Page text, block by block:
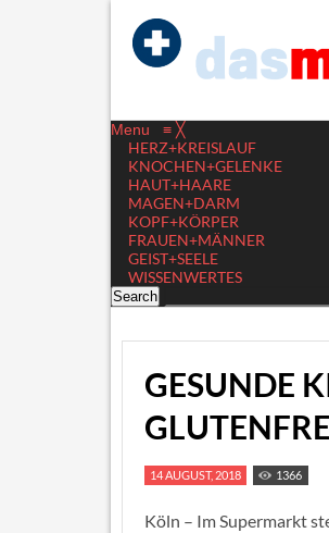
Menu ≡ ╳
HERZ+KREISLAUF
KNOCHEN+GELENKE
HAUT+HAARE
MAGEN+DARM
KOPF+KÖRPER
FRAUEN+MÄNNER
GEIST+SEELE
WISSENWERTES
GESUNDE
14 AUGUST, 2018 1366
Köln – Im Supermarkt